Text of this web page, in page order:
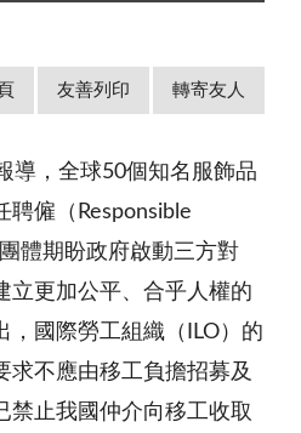
友善列印 轉寄友人
導，全球50個知名服飾品
聘僱（Responsible
體期盼政府啟動三方對
立更加公平、合乎人權的
，國際勞工組織（ILO）的
求不應由移工負擔招募及
禁止我國仲介向移工收取